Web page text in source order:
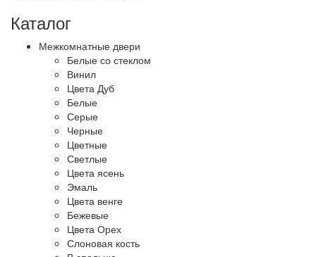
Каталог
Межкомнатные двери
Белые со стеклом
Винил
Цвета Дуб
Белые
Серые
Черные
Цветные
Светлые
Цвета ясень
Эмаль
Цвета венге
Бежевые
Цвета Орех
Слоновая кость